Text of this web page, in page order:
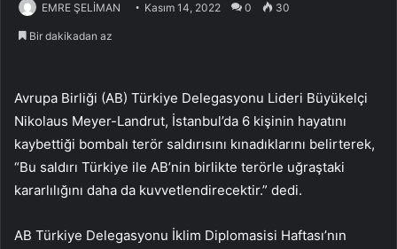
EMRE ŞELİMAN Kasım 14, 2022 0 30
Bir dakikadan az
Avrupa Birliği (AB) Türkiye Delegasyonu Lideri Büyükelçi
Nikolaus Meyer-Landrut, İstanbul’da 6 kişinin hayatını
kaybettiği bombalı terör saldırısını kınadıklarını belirterek,
“Bu saldırı Türkiye ile AB’nin birlikte terörle uğraştaki
kararlılığını daha da kuvvetlendirecektir.” dedi.
AB Türkiye Delegasyonu İklim Diplomasisi Haftası’nın